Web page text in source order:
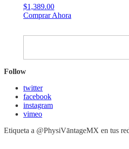
$1,389.00
Comprar Ahora
Las
de
producto
Follow
twitter
facebook
instagram
vimeo
Etiqueta a @PhysiVāntageMX en tus